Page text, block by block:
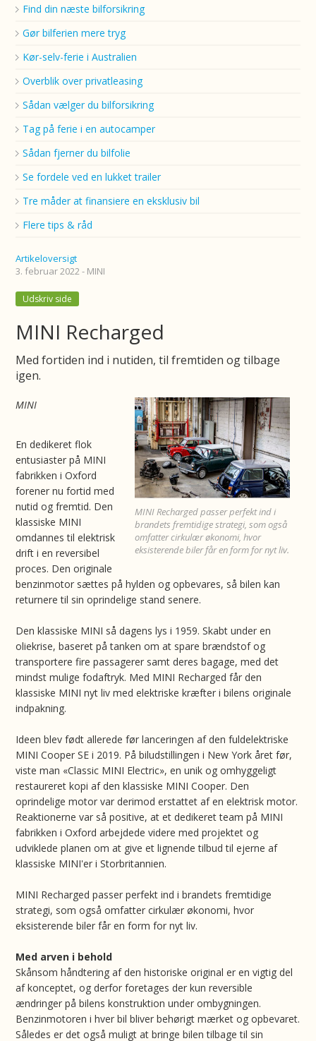
Find din næste bilforsikring
Gør bilferien mere tryg
Kør-selv-ferie i Australien
Overblik over privatleasing
Sådan vælger du bilforsikring
Tag på ferie i en autocamper
Sådan fjerner du bilfolie
Se fordele ved en lukket trailer
Tre måder at finansiere en eksklusiv bil
Flere tips & råd
Artikeloversigt
3. februar 2022 - MINI
Udskriv side
MINI Recharged
Med fortiden ind i nutiden, til fremtiden og tilbage
igen.
MINI Recharged passer perfekt ind i
brandets fremtidige strategi, som også
omfatter cirkulær økonomi, hvor
eksisterende biler får en form for nyt liv.
MINI
En dedikeret flok
entusiaster på MINI
fabrikken i Oxford
forener nu fortid med
nutid og fremtid. Den
klassiske MINI
omdannes til elektrisk
drift i en reversibel
proces. Den originale
benzinmotor sættes på hylden og opbevares, så bilen kan
returnere til sin oprindelige stand senere.
Den klassiske MINI så dagens lys i 1959. Skabt under en
oliekrise, baseret på tanken om at spare brændstof og
transportere fire passagerer samt deres bagage, med det
mindst mulige fodaftryk. Med MINI Recharged får den
klassiske MINI nyt liv med elektriske kræfter i bilens originale
indpakning.
Ideen blev født allerede før lanceringen af den fuldelektriske
MINI Cooper SE i 2019. På biludstillingen i New York året før,
viste man «Classic MINI Electric», en unik og omhyggeligt
restaureret kopi af den klassiske MINI Cooper. Den
oprindelige motor var derimod erstattet af en elektrisk motor.
Reaktionerne var så positive, at et dedikeret team på MINI
fabrikken i Oxford arbejdede videre med projektet og
udviklede planen om at give et lignende tilbud til ejerne af
klassiske MINI'er i Storbritannien.
MINI Recharged passer perfekt ind i brandets fremtidige
strategi, som også omfatter cirkulær økonomi, hvor
eksisterende biler får en form for nyt liv.
Med arven i behold
Skånsom håndtering af den historiske original er en vigtig del
af konceptet, og derfor foretages der kun reversible
ændringer på bilens konstruktion under ombygningen.
Benzinmotoren i hver bil bliver behørigt mærket og opbevaret.
Således er det også muligt at bringe bilen tilbage til sin